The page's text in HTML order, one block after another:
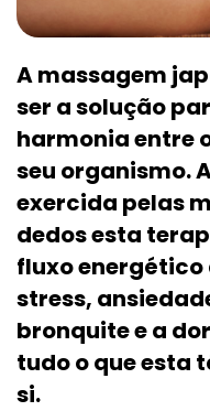
A massagem
ser a solução
harmonia entre
seu organismo.
exercida pelas
dedos esta
fluxo energético
stress,
bronquite e a
tudo o que esta
si.